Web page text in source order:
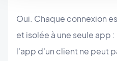
Oui. Chaque connexion
et isolée à une seule app
l'app d'un client ne peut